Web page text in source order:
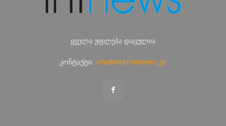
ყველა უფლება დაცულია
კონტაქტი: info@internetnews.ge